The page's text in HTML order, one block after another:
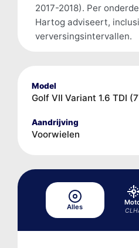
2017-2018). Per
Hartog adviseert,
verversingsintervallen.
Model
Golf VII Variant 1.6 TDI
Aandrijving
Voorwielen
Alles